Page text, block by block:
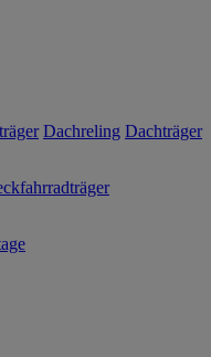
Dachreling Dachträger